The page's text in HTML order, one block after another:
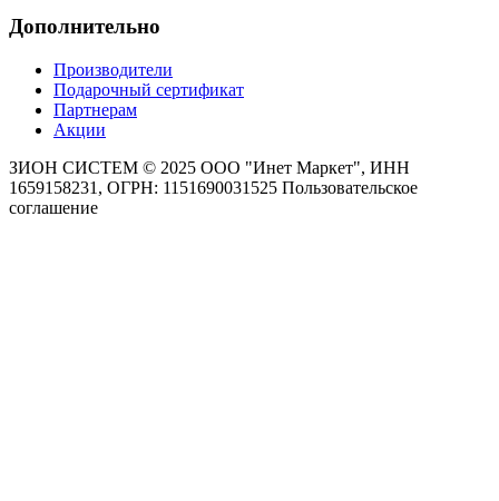
Дополнительно
Производители
Подарочный сертификат
Партнерам
Акции
ЗИОН СИСТЕМ © 2025 ООО "Инет Маркет", ИНН
1659158231, ОГРН: 1151690031525 Пользовательское
соглашение